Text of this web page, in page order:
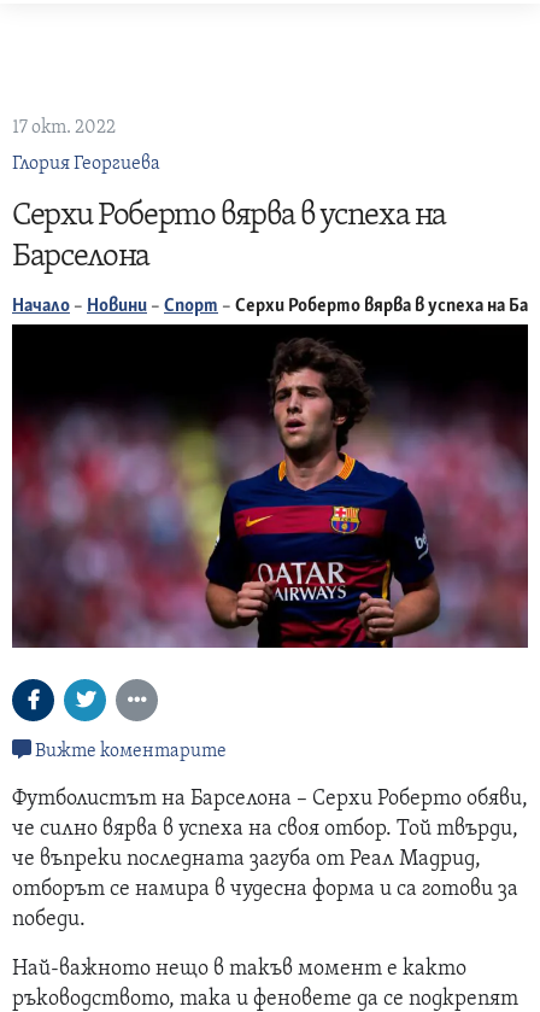
17 окт. 2022
Глория Георгиева
Серхи Роберто вярва в успеха на
Барселона
Начало – Новини – Спорт – Серхи Роберто вярва в успеха на
Вижте коментарите
Футболистът на Барселона – Серхи Роберто обяви,
че силно вярва в успеха на своя отбор. Той твърди,
че въпреки последната загуба от Реал Мадрид,
отборът се намира в чудесна форма и са готови за
победи.
Най-важното нещо в такъв момент е както
ръководството, така и феновете да се подкрепят